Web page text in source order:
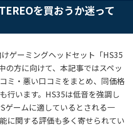
を買おうか迷って
ゲーミングヘッドセット「HS35
の方に向けて、本記事ではスペッ
ミ・悪い口コミをまとめ、同価格
行います。HS35は低音を強調し
ゲームに適しているとされる一
に関する評価も多く寄せられてい